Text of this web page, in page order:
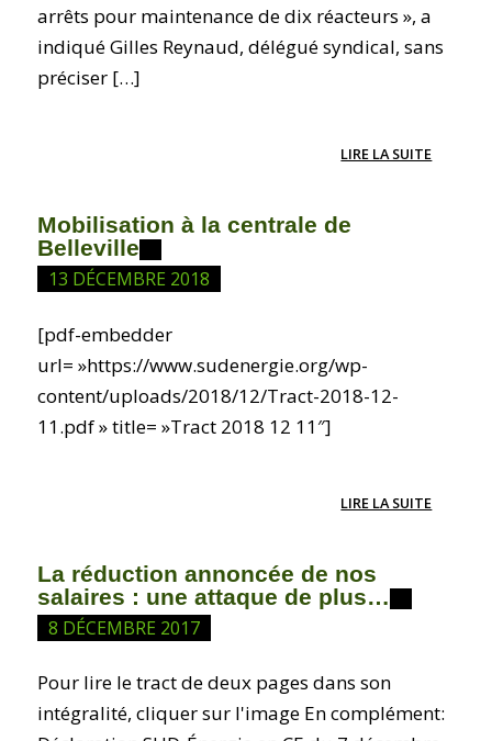
arrêts pour maintenance de dix réacteurs », a
indiqué Gilles Reynaud, délégué syndical, sans
préciser […]
LIRE LA SUITE
Mobilisation à la centrale de
Belleville
13 DÉCEMBRE 2018
[pdf-embedder
url= »https://www.sudenergie.org/wp-
content/uploads/2018/12/Tract-2018-12-
11.pdf » title= »Tract 2018 12 11″]
LIRE LA SUITE
La réduction annoncée de nos
salaires : une attaque de plus…
8 DÉCEMBRE 2017
Pour lire le tract de deux pages dans son
intégralité, cliquer sur l'image En complément: